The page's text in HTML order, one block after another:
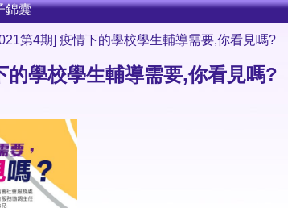
錦囊
第4期] 疫情下的學校學生輔導需要,你看見嗎?
學校學生輔導需要,你看見嗎?